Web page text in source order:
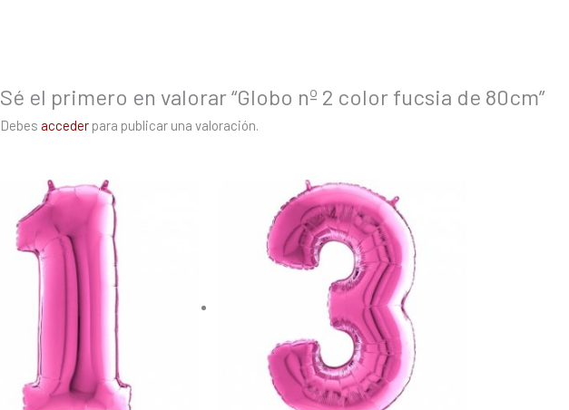
Sé el primero en valorar “Globo nº 2 color fucsia de 80cm”
Debes acceder para publicar una valoración.